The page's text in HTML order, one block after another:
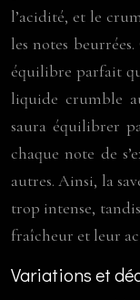
l’acidité, et le
les notes
équilibre parfait
liquide crumble
saura équilibrer
chaque note de
autres. Ainsi, la
trop intense,
fraîcheur et leur
Variations et